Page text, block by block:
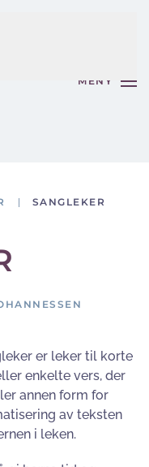
MENY
SANGLEKER
er leker til korte
enkelte vers, der
annen form for
av teksten
i leken.